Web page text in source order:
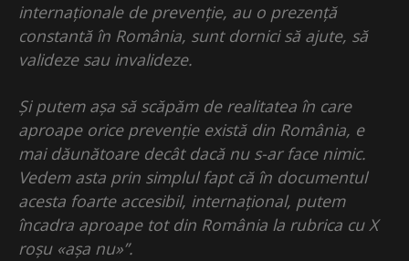
internaționale de prevenție, au o prezență
constantă în România, sunt dornici să ajute, să
valideze sau invalideze.
Și putem așa să scăpăm de realitatea în care
aproape orice prevenție există din România, e
mai dăunătoare decât dacă nu s-ar face nimic.
Vedem asta prin simplul fapt că în documentul
acesta foarte accesibil, internațional, putem
încadra aproape tot din România la rubrica cu X
roșu «așa nu»”.